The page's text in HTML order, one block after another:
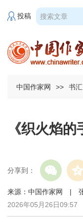
投稿
中国作家网 >> 书汇
《织火焰的
分享到：
来源：中国作家网
2026年05月26日09:57